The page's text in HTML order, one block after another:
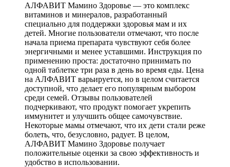
АЛФАВИТ Мамино Здоровье — это комплекс
витаминов и минералов, разработанный
специально для поддержки здоровья мам и их
детей. Многие пользователи отмечают, что после
начала приема препарата чувствуют себя более
энергичными и менее уставшими. Инструкция по
применению проста: достаточно принимать по
одной таблетке три раза в день во время еды. Цена
на АЛФАВИТ варьируется, но в целом считается
доступной, что делает его популярным выбором
среди семей. Отзывы пользователей
подчеркивают, что продукт помогает укрепить
иммунитет и улучшить общее самочувствие.
Некоторые мамы отмечают, что их дети стали реже
болеть, что, безусловно, радует. В целом,
АЛФАВИТ Мамино Здоровье получает
положительные оценки за свою эффективность и
удобство в использовании.